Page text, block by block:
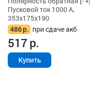
Пусковой ток 1000 А,
353x175x190
486р. при сдаче акб
517р.
Купить